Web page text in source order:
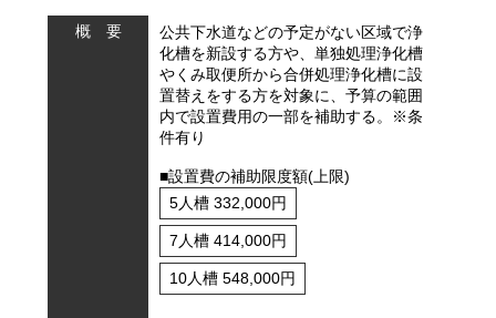
概 要
公共下水道などの予定がない区域で浄
化槽を新設する方や、単独処理浄化槽
やくみ取便所から合併処理浄化槽に設
置替えをする方を対象に、予算の範囲
内で設置費用の一部を補助する。※条
件有り
■設置費の補助限度額(上限)
5人槽 332,000円
7人槽 414,000円
10人槽 548,000円